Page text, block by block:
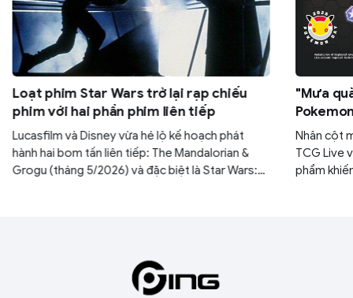
Loạt phim Star Wars trở lại rạp chiếu
phim với hai phần phim liên tiếp
Lucasfilm và Disney vừa hé lộ kế hoạch phát
hành hai bom tấn liên tiếp: The Mandalorian &
Grogu (tháng 5/2026) và đặc biệt là Star Wars:
"Mưa
30 gói
Nhân cột
TCG Live
phẩm